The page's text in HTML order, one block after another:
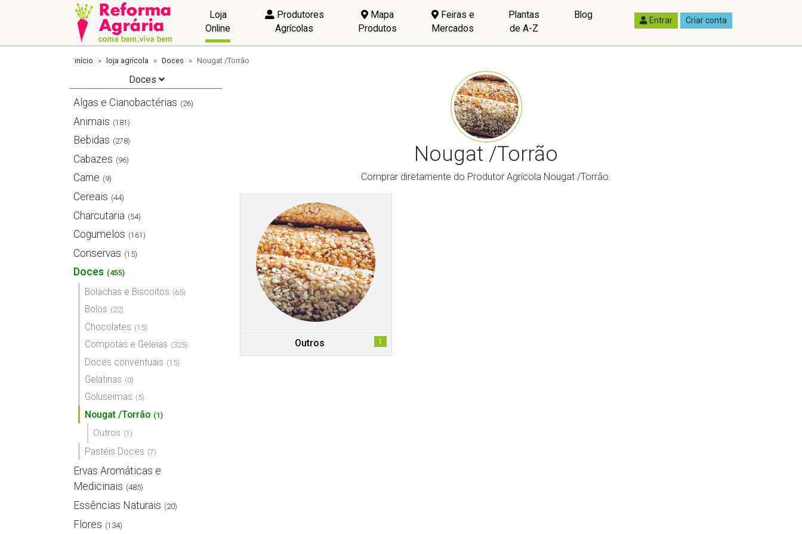
Loja
Online
Produtores
Agrícolas
Mapa
Produtos
Feiras e
Mercados
Plantas
de A-Z
Blog Entrar Criar conta
início loja agrícola Doces Nougat /Torrão
Doces
Algas e Cianobactérias (26)
Animais (181)
Bebidas (278)
Cabazes (96)
Carne (9)
Cereais (44)
Charcutaria (54)
Cogumelos (161)
Conservas (15)
Doces (455)
Bolachas e Biscoitos (65)
Bolos (22)
Chocolates (15)
Compotas e Geleias (325)
Doces conventuais (15)
Gelatinas (0)
Goluseimas (5)
Nougat /Torrão (1)
Outros (1)
Pastéis Doces (7)
Ervas Aromáticas e
Medicinais (485)
Essências Naturais (20)
Flores (134)
Nougat /Torrão
Comprar diretamente do Produtor Agrícola Nougat /Torrão.
Outros 1